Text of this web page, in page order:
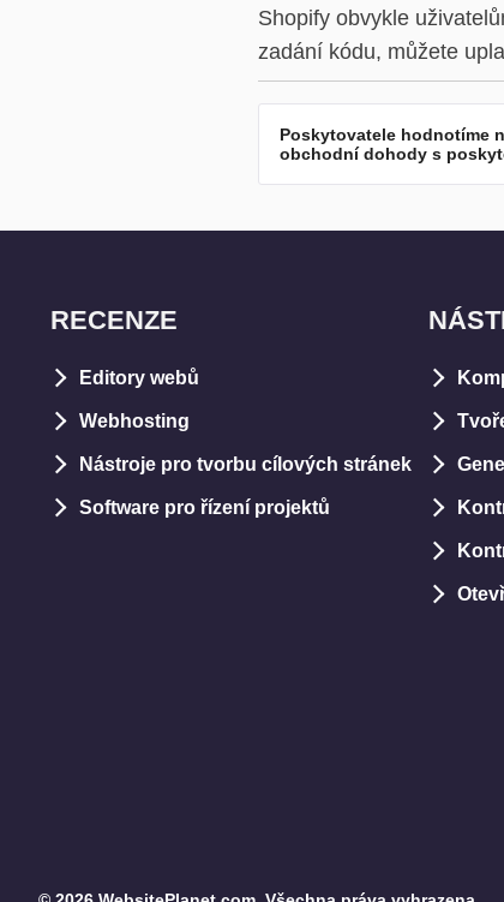
Shopify obvykle
zadání kódu, můžete
Poskytovatele hodnotíme
obchodní dohody s
RECENZE
Editory webů
Webhosting
Nástroje pro tvorbu cílových stránek
Software pro řízení projektů